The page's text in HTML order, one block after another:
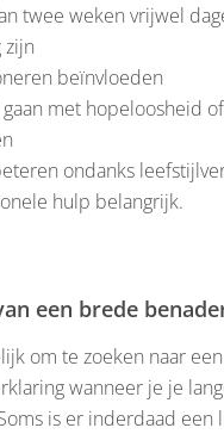
twee weken vrijwel
zijn
beïnvloeden
met hopeloosheid
ondanks
hulp belangrijk.
een brede
om te zoeken naar een
wanneer je je
is er inderdaad een